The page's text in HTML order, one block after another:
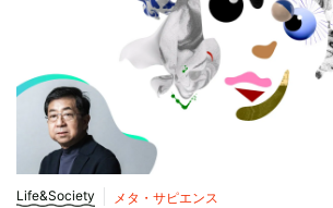
Life&Society メタ・サピエンス